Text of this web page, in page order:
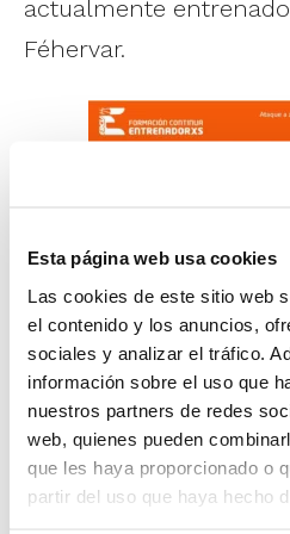
Esta página web usa cookies
Las cookies de este sitio web
el contenido y los anuncios,
sociales y analizar el tráfico.
información sobre el uso que
nuestros partners de redes
web, quienes pueden
que les haya proporcionado o
partir del uso que haya hecho
actualmente
Féhervar.
En esta formación,
serie de conceptos
ataque a zona,
entre zonas pares e
que se pueden generar